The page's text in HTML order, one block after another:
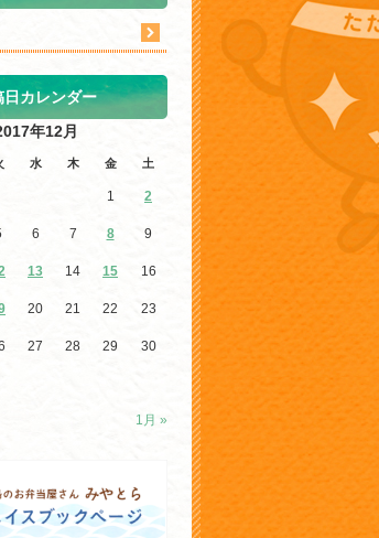
日カレンダー
年12月
水 木 金 土
1月 »
1 2
6 7 8 9
13 14 15 16
20 21 22 23
27 28 29 30